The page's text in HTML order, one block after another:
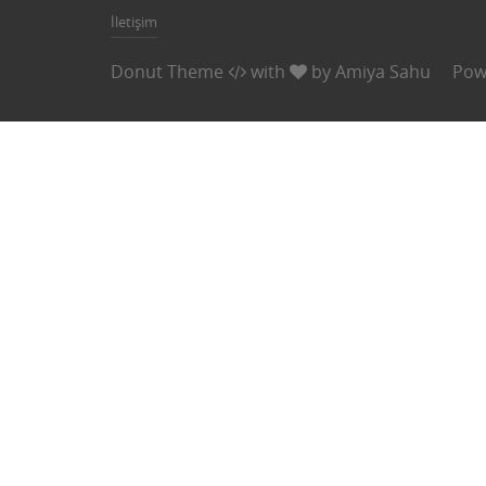
İletişim
Donut Theme with byAmiya Sahu